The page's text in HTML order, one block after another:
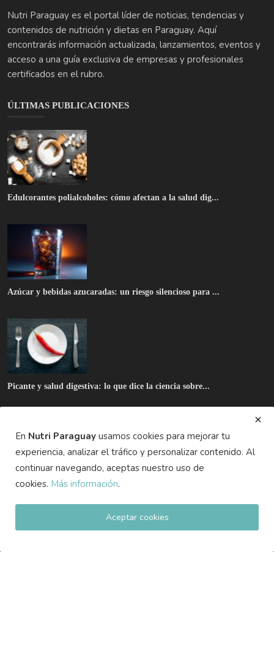
Edulcorantes polialcoholes: cómo afectan a la salud dig...
Azúcar y bebidas azucaradas: un riesgo silencioso para ...
Picante y salud digestiva: lo que dice la ciencia sobre...
REDES SOCIALES
¡Suscríbete aquí para recibir cosas interesantes y
actualizaciones!
Suscribirse
Copyright 2025 Nutri Paraguay - Todos los derechos
reservados.
En Nutri Paraguay usamos cookies para mejorar tu
experiencia, analizar el tráfico y personalizar contenido. Al
continuar navegando, aceptas nuestro uso de
cookies. Más información.
Aceptar cookies